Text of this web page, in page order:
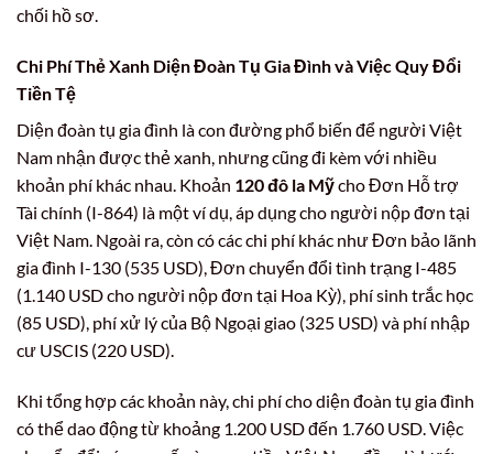
chối hồ sơ.
Chi Phí Thẻ Xanh Diện Đoàn Tụ Gia Đình và Việc Quy Đổi
Tiền Tệ
Diện đoàn tụ gia đình là con đường phổ biến để người Việt
Nam nhận được thẻ xanh, nhưng cũng đi kèm với nhiều
khoản phí khác nhau. Khoản 120 đô la Mỹcho Đơn Hỗ trợ
Tài chính (I-864) là một ví dụ, áp dụng cho người nộp đơn tại
Việt Nam. Ngoài ra, còn có các chi phí khác như Đơn bảo lãnh
gia đình I-130 (535 USD), Đơn chuyển đổi tình trạng I-485
(1.140 USD cho người nộp đơn tại Hoa Kỳ), phí sinh trắc học
(85 USD), phí xử lý của Bộ Ngoại giao (325 USD) và phí nhập
cư USCIS (220 USD).
Khi tổng hợp các khoản này, chi phí cho diện đoàn tụ gia đình
có thể dao động từ khoảng 1.200 USD đến 1.760 USD. Việc